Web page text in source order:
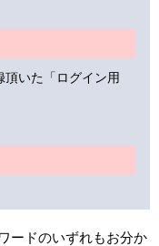
いた「ログイン用
ードのいずれもお分か